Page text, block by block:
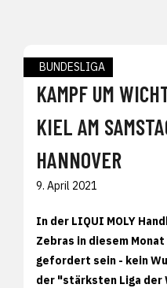
BUNDESLIGA
KAMPF UM
KIEL AM
HANNOVER
9. April 2021
In der LIQUI MOLY
Zebras in diesem
gefordert sein - kein
der "stärksten Liga